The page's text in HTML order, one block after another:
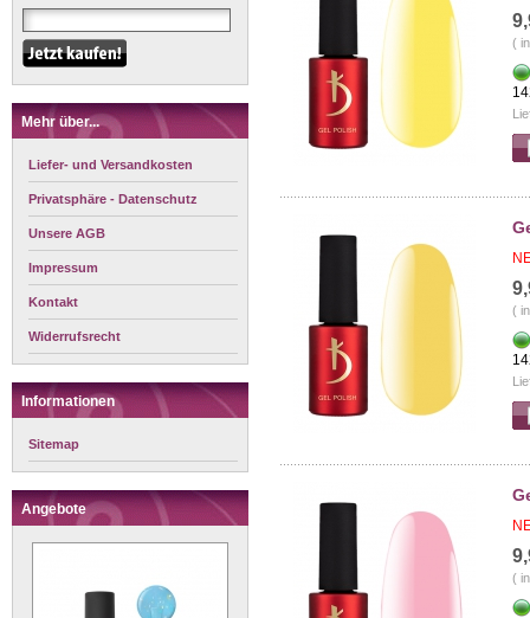
Mehr über...
Liefer- und Versandkosten
Privatsphäre - Datenschutz
Unsere AGB
Impressum
Kontakt
Widerrufsrecht
Informationen
Sitemap
Angebote
(
(
(